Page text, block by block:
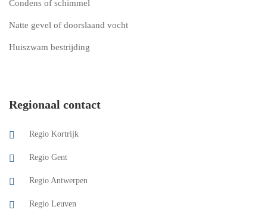
Condens of schimmel
Natte gevel of doorslaand vocht
Huiszwam bestrijding
Regionaal contact
Regio Kortrijk
Regio Gent
Regio Antwerpen
Regio Leuven